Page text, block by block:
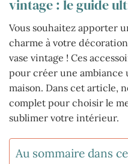
vintage : le guide
Vous souhaitez apporter
charme à votre
vase vintage ! Ces
pour créer une ambiance
maison. Dans cet article,
complet pour choisir le
sublimer votre intérieur.
Au sommaire dans